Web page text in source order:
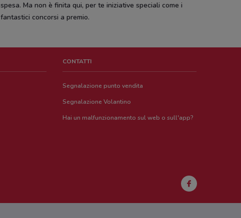
spesa. Ma non è finita qui, per te iniziative speciali come i
fantastici concorsi a premio.
CONTATTI
Segnalazione punto vendita
Segnalazione Volantino
Hai un malfunzionamento sul web o sull'app?